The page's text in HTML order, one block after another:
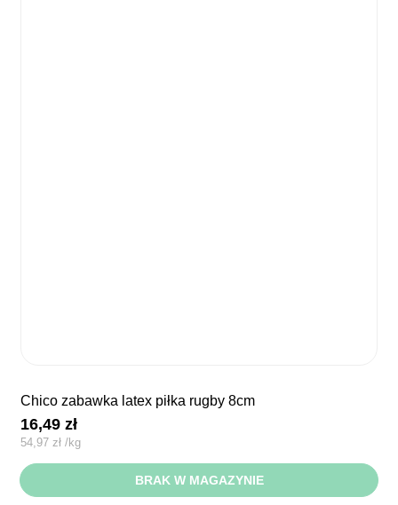
chico zabawka latex piłka rugby 8cm
16,49zł
54,97 zł /kg
BRAK W MAGAZYNIE